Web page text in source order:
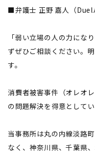
■弁護士 正野 嘉人（Duel
「弱い立場の人の力にな
ずぜひご相談ください。
す。
消費者被害事件（オレオ
の問題解決を得意として
当事務所は丸の内線淡路
なく、神奈川県、千葉県